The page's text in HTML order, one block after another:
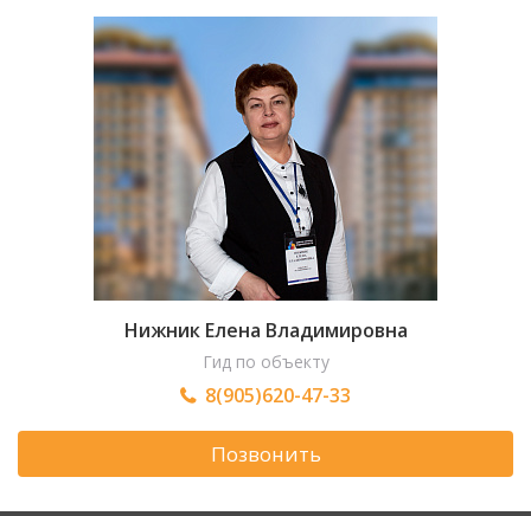
Нижник Елена Владимировна
Гид по объекту
8(905)620-47-33
Позвонить